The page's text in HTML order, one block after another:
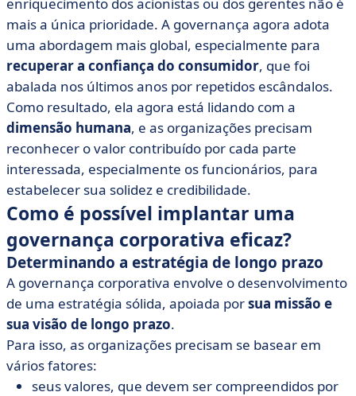
mais a única prioridade. A governança agora adota
uma abordagem mais global, especialmente para
recuperar a confiança do consumidor, que foi
abalada nos últimos anos por repetidos escândalos.
Como resultado, ela agora está lidando com a
dimensão humana, e as organizações precisam
reconhecer o valor contribuído por cada parte
interessada, especialmente os funcionários, para
estabelecer sua solidez e credibilidade.
Como é possível implantar uma
governança corporativa eficaz?
Determinando a estratégia de longo prazo
A governança corporativa envolve o desenvolvimento
de uma estratégia sólida, apoiada porsua missão e
sua visão de longo prazo.
Para isso, as organizações precisam se basear em
vários fatores:
seus valores, que devem ser compreendidos por